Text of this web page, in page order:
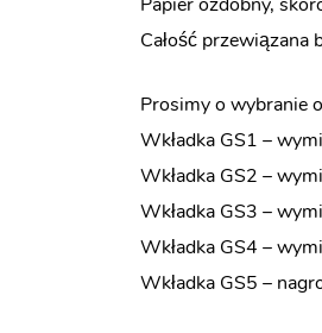
Całość przewiązana
Prosimy o wybranie
Wkładka GS1 –
Wkładka GS2 –
Wkładka GS3 –
Wkładka GS4 –
Wkładka GS5 –